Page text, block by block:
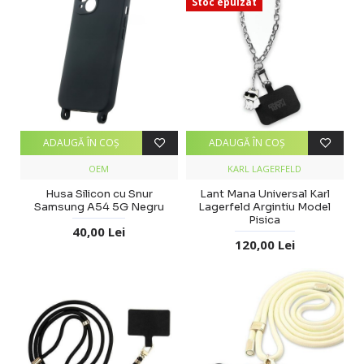
OEM
Husa Silicon cu Snur
Samsung A54 5G Negru
40,00 Lei
ADAUGĂ ÎN COŞ
KARL LAGERFELD
Lant Mana Universal Karl
Lagerfeld Argintiu Model
Pisica
120,00 Lei
ADAUGĂ ÎN COŞ